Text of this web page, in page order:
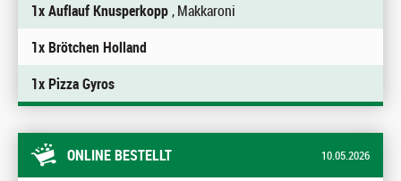
1x Auflauf Knusperkopp, Makkaroni
1x Brötchen Holland
1x Pizza Gyros
ONLINE BESTELLT 10.05.2026